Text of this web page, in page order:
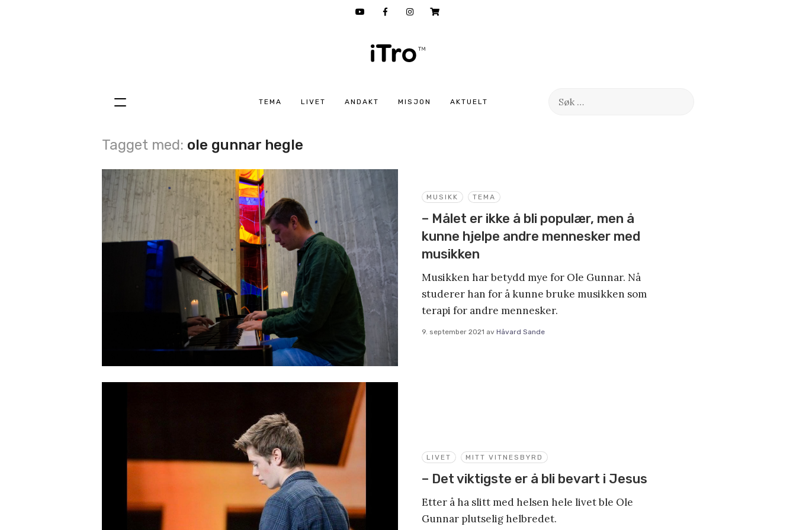
TEMA LIVET ANDAKT MISJON AKTUELT
Søk
Hopp
innhold
Tagget med: ole gunnar hegle
MUSIKK TEMA
– Målet er ikke å bli populær, men å
kunne hjelpe andre mennesker med
musikken
Musikken har betydd mye for Ole Gunnar. Nå
studerer han for å kunne bruke musikken som
terapi for andre mennesker.
9. september 2021 av Håvard Sande
LIVET MITT VITNESBYRD
– Det viktigste er å bli bevart i Jesus
Etter å ha slitt med helsen hele livet ble Ole
Gunnar plutselig helbredet.